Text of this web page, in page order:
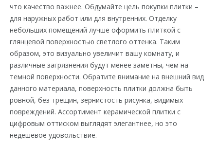
что качество важнее. Обдумайте цель покупки плитки –
для наружных работ или для внутренних. Отделку
небольших помещений лучше оформить плиткой с
глянцевой поверхностью светлого оттенка. Таким
образом, это визуально увеличит вашу комнату, и
различные загрязнения будут менее заметны, чем на
темной поверхности. Обратите внимание на внешний вид
данного материала, поверхность плитки должна быть
ровной, без трещин, зернистость рисунка, видимых
повреждений. Ассортимент керамической плитки с
цифровым оттиском выглядят элегантнее, но это
недешевое удовольствие.